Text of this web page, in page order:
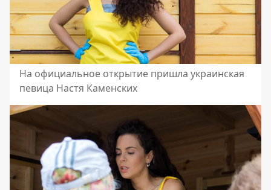
На официальное открытие пришла украинская
певица Настя Каменских